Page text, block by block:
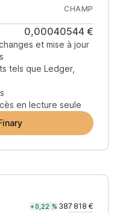
CHAMP
0,00040544 €
et mise à jour
tels que Ledger,
en lecture seule
+0,22 % 387 818 €